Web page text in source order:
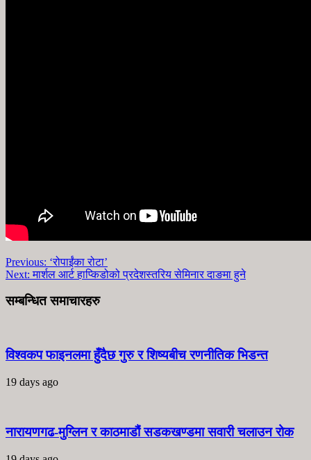
Previous: ‘रोपाईंका रोटा’
Next: मार्शल आर्ट हाप्किडोको प्रदेशस्तरिय सेमिनार दाङमा हुने
सम्बन्धित समाचारहरु
विश्वकप फाइनलमा हुँदैछ गुरु र शिष्यबीच रणनीतिक भिडन्त
19 days ago
नारायणगढ-मुग्लिन र काठमाडौं सडकखण्डमा सवारी चलाउन रोक